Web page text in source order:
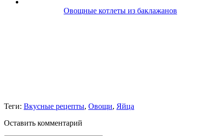
Овощные котлеты из баклажанов
Теги: Вкусные рецепты, Овощи, Яйца
Оставить комментарий